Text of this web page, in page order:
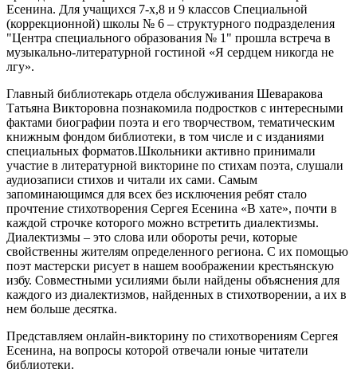
Есенина. Для учащихся 7-х,8 и 9 классов Специальной
(коррекционной) школы № 6 – структурного подразделения
"Центра специального образования № 1" прошла встреча в
музыкально-литературной гостиной «Я сердцем никогда не
лгу».
Главный библиотекарь отдела обслуживания Шеваракова
Татьяна Викторовна познакомила подростков с интересными
фактами биографии поэта и его творчеством, тематическим
книжным фондом библиотеки, в том числе и с изданиями
специальных форматов.Школьники активно принимали
участие в литературной викторине по стихам поэта, слушали
аудиозаписи стихов и читали их сами. Самым
запоминающимся для всех без исключения ребят стало
прочтение стихотворения Сергея Есенина «В хате», почти в
каждой строчке которого можно встретить диалектизмы.
Диалектизмы – это слова или обороты речи, которые
свойственны жителям определенного региона. С их помощью
поэт мастерски рисует в нашем воображении крестьянскую
избу. Совместными усилиями были найдены объяснения для
каждого из диалектизмов, найденных в стихотворении, а их в
нем больше десятка.
Представляем онлайн-викторину по стихотворениям Сергея
Есенина, на вопросы которой отвечали юные читатели
библиотеки.